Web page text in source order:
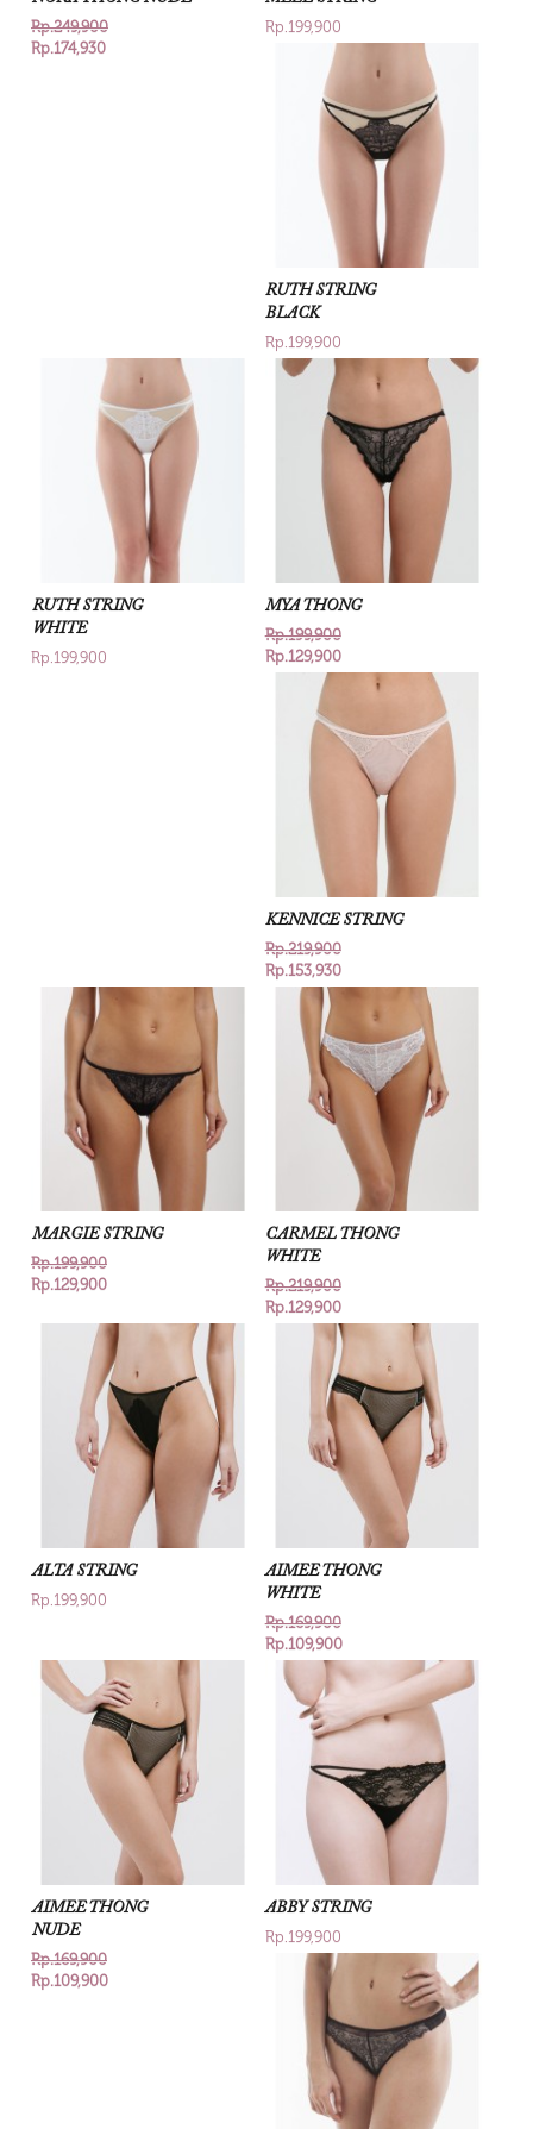
Rp.249,900
Rp.174,930
Rp.199,900
RUTH STRING
BLACK
Rp.199,900
RUTH STRING
WHITE
Rp.199,900
MYA THONG
Rp.199,900
Rp.129,900
KENNICE STRING
Rp.219,900
Rp.153,930
MARGIE STRING
Rp.199,900
Rp.129,900
CARMEL THONG
WHITE
Rp.219,900
Rp.129,900
ALTA STRING
Rp.199,900
AIMEE THONG
WHITE
Rp.169,900
Rp.109,900
AIMEE THONG
NUDE
Rp.169,900
Rp.109,900
ABBY STRING
Rp.199,900